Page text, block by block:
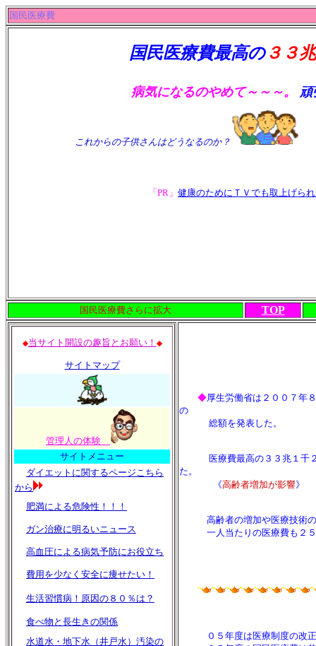
国民医療費
国民医療費最高の３３
病気になるのやめて～～～。 頑
これからの子供さんはどうなるのか？
「PR」 健康のためにＴＶでも取上げ
国民医療費さらに拡大 TOP
◆当サイト開設の趣旨とお願い！ ◆
サイトマップ
管理人の体験
サイトメニュー
ダイエットに関するページこちら
から
肥満による危険性！！！
ガン治療に明るいニュース
高血圧による病気予防にお役立ち
費用を少なく安全に痩せたい！
生活習慣病！原因の８０％は？
食べ物と長生きの関係
水道水・地下水（井戸水）汚染の
◆厚生労働省は２００７年
の
総額を発表した。
医療費最高の３３兆１千
た。
《高齢者増加が影響》
高齢者の増加や医療技術の
一人当たりの医療費も２５
０５年度は医療制度の改正